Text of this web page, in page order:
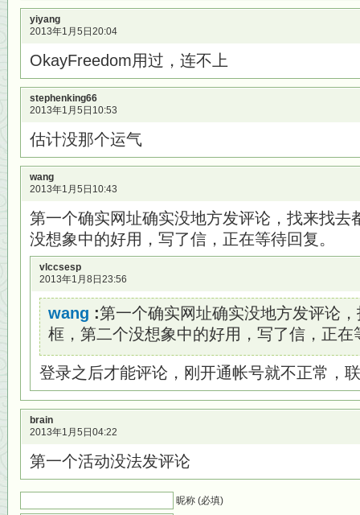
yiyang
2013年1月5日20:04
OkayFreedom用过，连不上
stephenking66
2013年1月5日10:53
估计没那个运气
wang
2013年1月5日10:43
第一个确实网址确实没地方发评论，找来找去
没想象中的好用，写了信，正在等待回复。
vlccsesp
2013年1月8日23:56
wang :第一个确实网址确实没地方发评论
框，第二个没想象中的好用，写了信，正在
登录之后才能评论，刚开通帐号就不正常，
brain
2013年1月5日04:22
第一个活动没法发评论
昵称 (必填)